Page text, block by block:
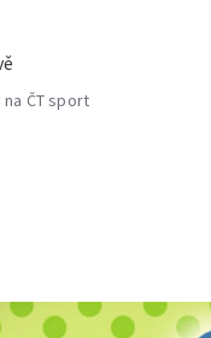
na ČT sport